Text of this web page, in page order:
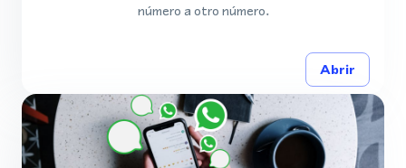
número a otro número.
Abrir